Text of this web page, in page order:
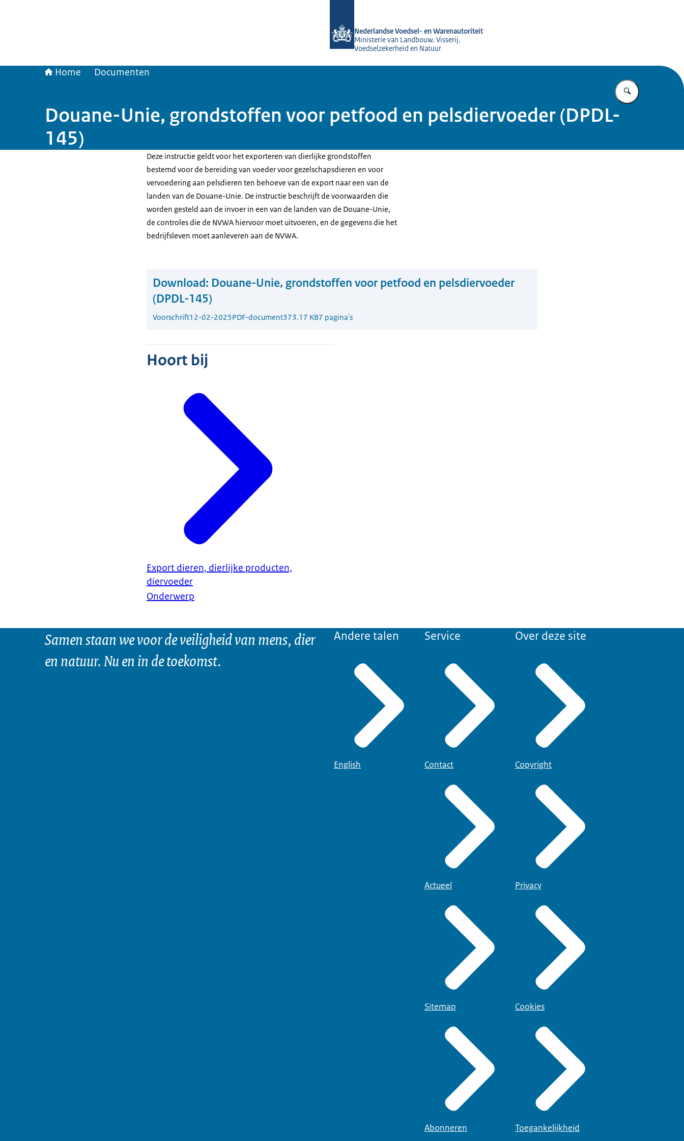
Nederlandse Voedsel- en Warenautoriteit
Ministerie van Landbouw, Visserij,
Voedselzekerheid en Natuur
Home Documenten
Vul in wat u
Douane-Unie, grondstoffen voor petfood en pelsdiervoeder (DPDL-
145)
Deze instructie geldt voor het exporteren van dierlijke grondstoffen
bestemd voor de bereiding van voeder voor gezelschapsdieren en voor
vervoedering aan pelsdieren ten behoeve van de export naar een van de
landen van de Douane-Unie. De instructie beschrijft de voorwaarden die
worden gesteld aan de invoer in een van de landen van de Douane-Unie,
de controles die de NVWA hiervoor moet uitvoeren, en de gegevens die het
bedrijfsleven moet aanleveren aan de NVWA.
Download: Douane-Unie, grondstoffen voor petfood en pelsdiervoeder
(DPDL-145)
Voorschrift12-02-2025PDF-document373.17 KB7 pagina's
Hoort bij
Export dieren, dierlijke producten,
diervoeder
Onderwerp
Samen staan we voor de veiligheid van mens, dier
en natuur. Nu en in de toekomst.
Andere talen
English
Service
Contact
Actueel
Sitemap
Abonneren
Over deze site
Copyright
Privacy
Cookies
Toegankelijkheid